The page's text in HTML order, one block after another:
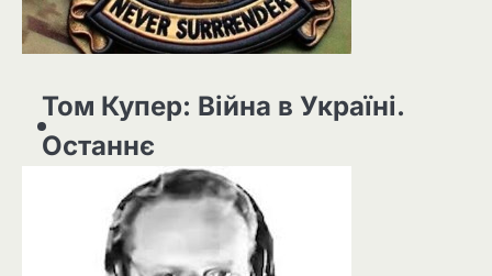
Том Купер: Війна в Україні.
Останнє